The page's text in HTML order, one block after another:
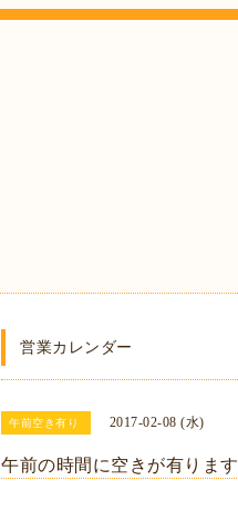
営業カレンダー
午前空き有り 2017-02-08 (水)
午前の時間に空きが有ります